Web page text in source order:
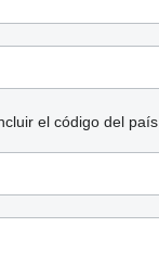
el código del país.